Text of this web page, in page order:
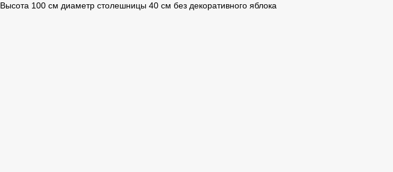
Высота 100 см диаметр столешницы 40 см без декоративного яблока